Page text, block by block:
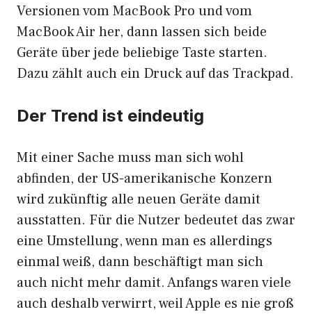
Versionen vom MacBook Pro und vom
MacBook Air her, dann lassen sich beide
Geräte über jede beliebige Taste starten.
Dazu zählt auch ein Druck auf das Trackpad.
Der Trend ist eindeutig
Mit einer Sache muss man sich wohl
abfinden, der US-amerikanische Konzern
wird zukünftig alle neuen Geräte damit
ausstatten. Für die Nutzer bedeutet das zwar
eine Umstellung, wenn man es allerdings
einmal weiß, dann beschäftigt man sich
auch nicht mehr damit. Anfangs waren viele
auch deshalb verwirrt, weil Apple es nie groß